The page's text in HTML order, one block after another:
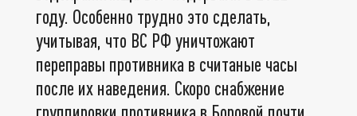
году. Особенно трудно это сделать,
учитывая, что ВС РФ уничтожают
переправы противника в считаные часы
после их наведения. Скоро снабжение
группировки противника в Боровой почти